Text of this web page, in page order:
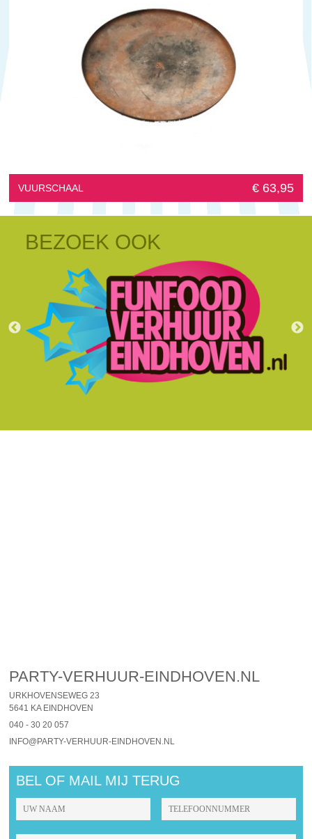
VUURSCHAAL € 63,95
BEZOEK OOK
PARTY-VERHUUR-EINDHOVEN.NL
URKHOVENSEWEG 23
5641 KA EINDHOVEN
040 - 30 20 057
INFO@PARTY-VERHUUR-EINDHOVEN.NL
BEL OF MAIL MIJ TERUG